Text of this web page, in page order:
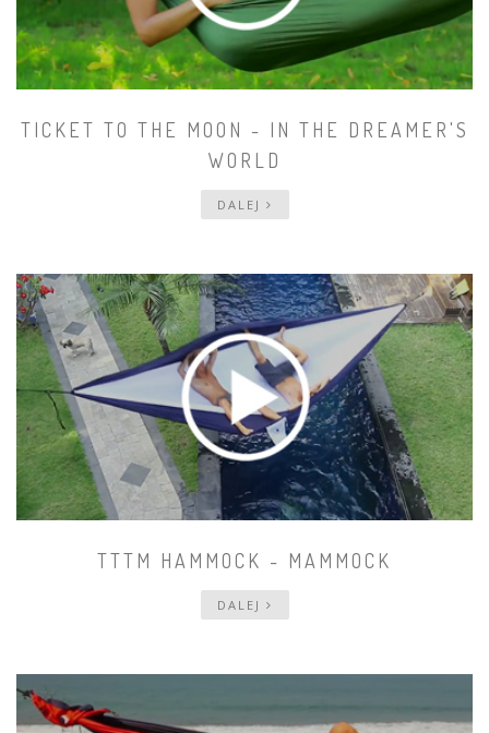
TICKET TO THE MOON - IN THE DREAMER'S
WORLD
DALEJ
TTTM HAMMOCK - MAMMOCK
DALEJ